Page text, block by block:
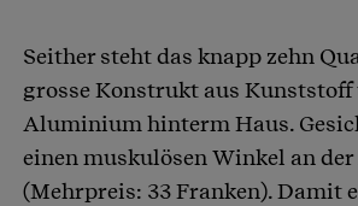
Seither steht das knapp zehn
grosse Konstrukt aus Kunststoff
Aluminium hinterm Haus.
einen muskulösen Winkel an
(Mehrpreis: 33 Franken). Damit